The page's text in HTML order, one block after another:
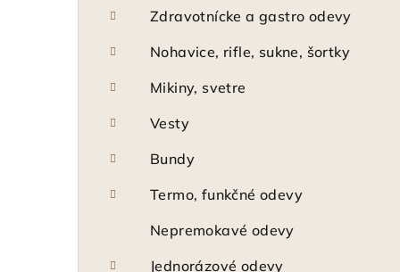
Zdravotnícke a gastro odevy
Nohavice, rifle, sukne, šortky
Mikiny, svetre
Vesty
Bundy
Termo, funkčné odevy
Nepremokavé odevy
Jednorázové odevy